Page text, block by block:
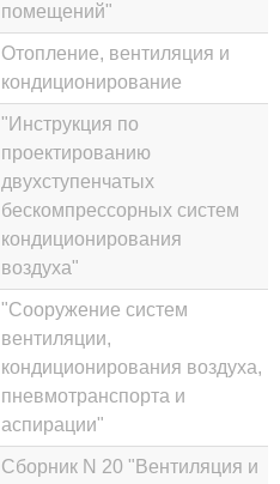
помещений"
Отопление, вентиляция и
кондиционирование
"Инструкция по
проектированию
двухступенчатых
бескомпрессорных систем
кондиционирования
воздуха"
"Сооружение систем
вентиляции,
кондиционирования воздуха,
пневмотранспорта и
аспирации"
Сборник N 20 "Вентиляция и